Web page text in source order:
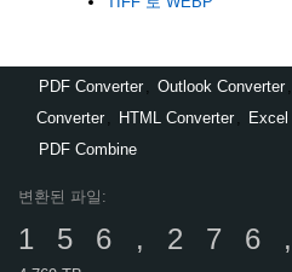
PDF Converter , Outlook Converter ,
Converter , HTML Converter ,
PDF Combine
변환된 파일: